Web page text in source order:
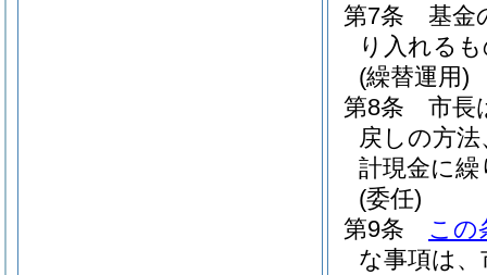
第7条
基金
り入れる
(繰替運用)
第8条
市長
戻しの方
計現金に
(委任)
第9条
この
な事項は